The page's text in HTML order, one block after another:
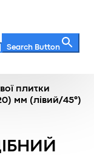
Search Button
плитки
мм (лівий/45°)